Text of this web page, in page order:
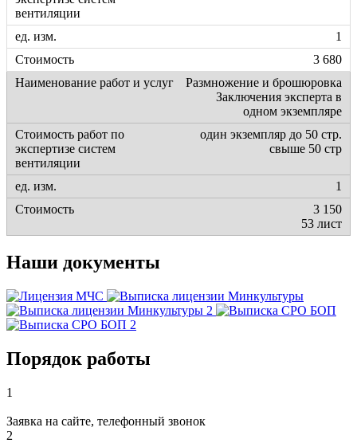
1
3 680
Размножение и брошюровка
Заключения эксперта в
одном экземпляре
один экземпляр до 50 стр.
свыше 50 стр
1
3 150
53 лист
Наши документы
Порядок работы
1
Заявка на сайте, телефонный звонок
2